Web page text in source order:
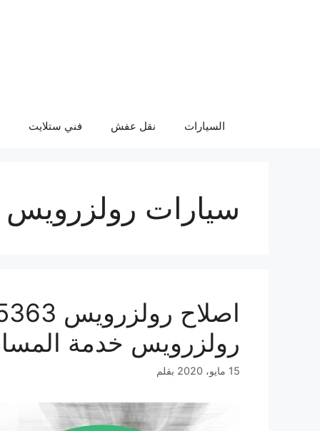
السيارات نقل عفش فني ستلايت
سيارات رولزرويس
رولزرويس خدمة
15 مايو، 2020 بقلم